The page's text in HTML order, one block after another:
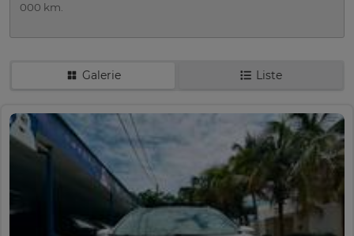
000 km.
Galerie Liste